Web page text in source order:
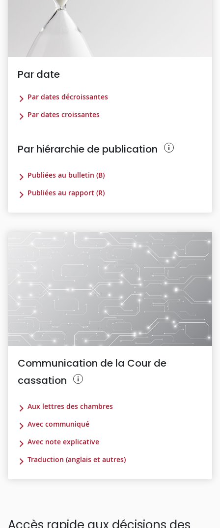
Par date
Par dates décroissantes
Par dates croissantes
Par hiérarchie de publication
Publiées au bulletin (B)
Publiées au rapport (R)
Communication de la Cour de
cassation
Aux lettres des chambres
Avec communiqué
Avec note explicative
Traduction (anglais et autres)
Accès rapide aux décisions des